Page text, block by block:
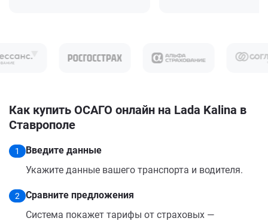
Как купить ОСАГО онлайн на Lada Kalina в
Ставрополе
1
Введите данные
Укажите данные вашего транспорта и водителя.
2
Сравните предложения
Система покажет тарифы от страховых —